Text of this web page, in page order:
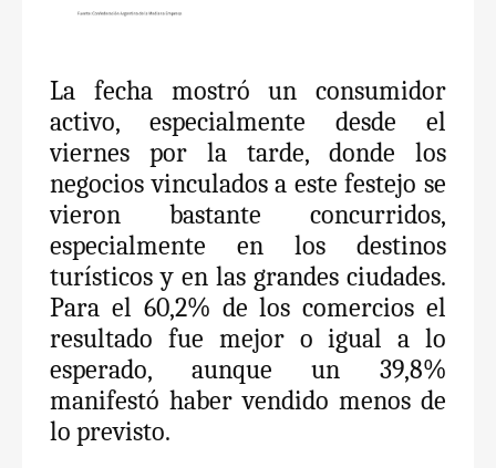
La fecha mostró un consumidor
activo, especialmente desde el
viernes por la tarde, donde los
negocios vinculados a este festejo se
vieron bastante concurridos,
especialmente en los destinos
turísticos y en las grandes ciudades.
Para el 60,2% de los comercios el
resultado fue mejor o igual a lo
esperado, aunque un 39,8%
manifestó haber vendido menos de
lo previsto.